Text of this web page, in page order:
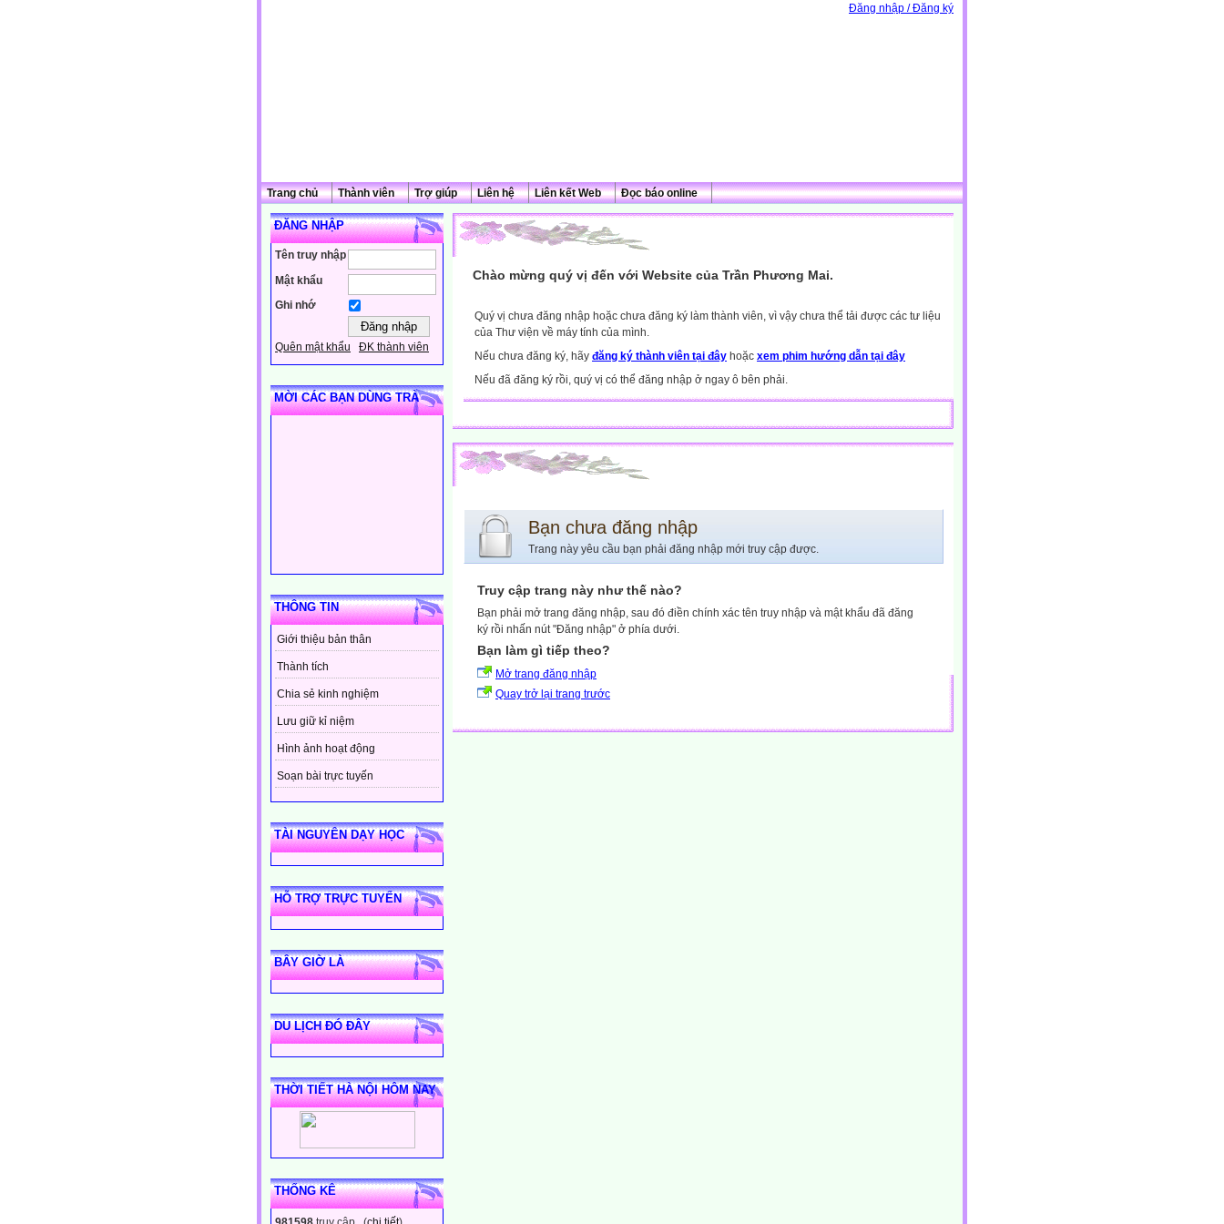
Đăng nhập / Đăng ký
Trang chủ Thành viên Trợ giúp Liên hệ Liên kết Web Đọc báo online
ĐĂNG NHẬP
Tên truy nhập
Mật khẩu
Ghi nhớ
Quên mật khẩu ĐK thành viên
MỜI CÁC BẠN DÙNG TRÀ
THÔNG TIN
Giới thiệu bản thân
Thành tích
Chia sẻ kinh nghiệm
Lưu giữ kỉ niệm
Hình ảnh hoạt động
Soạn bài trực tuyến
TÀI NGUYÊN DẠY HỌC
HỖ TRỢ TRỰC TUYẾN
BÂY GIỜ LÀ
DU LỊCH ĐÓ ĐÂY
THỜI TIẾT HÀ NỘI HÔM NAY
THỐNG KÊ
Chào mừng quý vị đến với Website của Trần Phương Mai.
Quý vị chưa đăng nhập hoặc chưa đăng ký làm thành viên, vì vậy chưa thể tải được các tư liệu
của Thư viện về máy tính của mình.
Nếu chưa đăng ký, hãy đăng ký thành viên tại đây hoặc xem phim hướng dẫn tại đây
Nếu đã đăng ký rồi, quý vị có thể đăng nhập ở ngay ô bên phải.
Bạn chưa đăng nhập
Trang này yêu cầu bạn phải đăng nhập mới truy cập được.
Truy cập trang này như thế nào?
Bạn phải mở trang đăng nhập, sau đó điền chính xác tên truy nhập và mật khẩu đã đăng
ký rồi nhấn nút "Đăng nhập" ở phía dưới.
Bạn làm gì tiếp theo?
Mở trang đăng nhập
Quay trở lại trang trước